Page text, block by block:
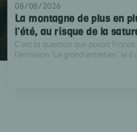
08/08/2026
La montagne de plus en
l’été, au risque de la
C’est la question que posait
l’émission “Le grand entretien” le 6